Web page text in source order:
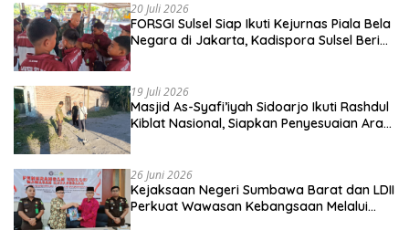
20 Juli 2026
FORSGI Sulsel Siap Ikuti Kejurnas Piala Bela
Negara di Jakarta, Kadispora Sulsel Beri
19 Juli 2026
Masjid As-Syafi’iyah Sidoarjo Ikuti Rashdul
Kiblat Nasional, Siapkan Penyesuaian Arah
26 Juni 2026
Kejaksaan Negeri Sumbawa Barat dan LDII
Perkuat Wawasan Kebangsaan Melalui